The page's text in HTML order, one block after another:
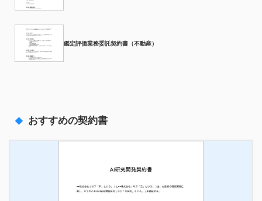
鑑定評価業務委託契約書（不動産）
おすすめの契約書